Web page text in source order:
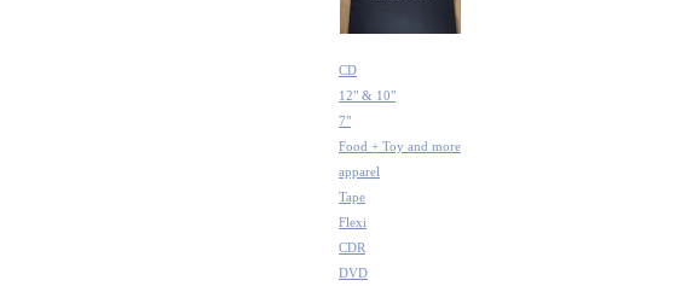
CD
12" & 10"
7"
Food + Toy and more
apparel
Tape
Flexi
CDR
DVD